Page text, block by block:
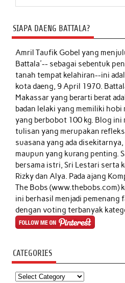
SIAPA DAENG BATTALA?
Amril Taufik Gobelyang
Battala'-- sebagai sebentuk
tanah tempat kelahiran--ini
kota daeng, 9 April 1970.
Makassar yang berarti berat
badan lelaki yang memiliki hobi
yang berbobot 100 kg. Blog ini
tulisan yang merupakan
suasana yang ada
maupun yang kurang penting.
bersama istri, Sri Lestari serta
Rizky dan Alya. Pada ajang
The Bobs (www.thebobs.com)
ini berhasil menjadi
dengan voting terbanyak
CATEGORIES
Categories